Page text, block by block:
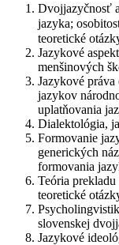
Dvojjazyčnosť
jazyka;
teoretické
Jazykové
menšinových
Jazykové
jazykov
uplatňovania
Dialektológia,
Formovanie
generických
formovania
Teória
teoretické
slovenskej
Jazykové